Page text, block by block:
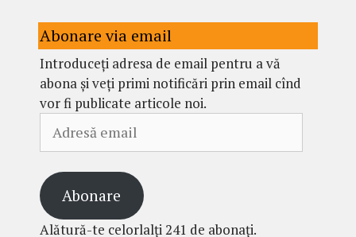
Abonare via email
Introduceți adresa de email pentru a vă
abona și veți primi notificări prin email cînd
vor fi publicate articole noi.
email
Abonare
Alătură-te celorlalți 241 de abonați.